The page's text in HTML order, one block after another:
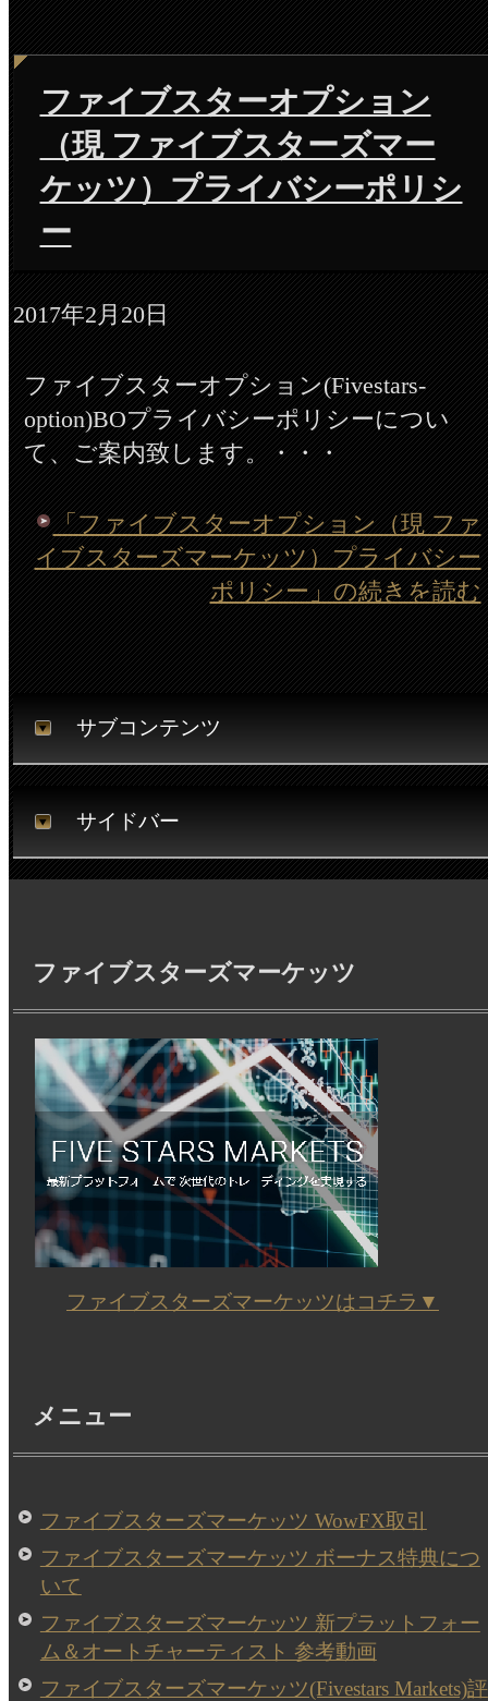
ファイブスターオプション
（現 ファイブスターズマー
ケッツ）プライバシーポリシ
ー
2017年2月20日
ファイブスターオプション(Fivestars-
option)BOプライバシーポリシーについ
て、ご案内致します。・・・
「ファイブスターオプション（現 ファ
イブスターズマーケッツ）プライバシー
ポリシー」の続きを読む
サブコンテンツ
サイドバー
ファイブスターズマーケッツ
ファイブスターズマーケッツはコチラ▼
メニュー
ファイブスターズマーケッツ WowFX取引
ファイブスターズマーケッツ ボーナス特典につ
いて
ファイブスターズマーケッツ 新プラットフォー
ム＆オートチャーティスト 参考動画
ファイブスターズマーケッツ(Fivestars Markets)評